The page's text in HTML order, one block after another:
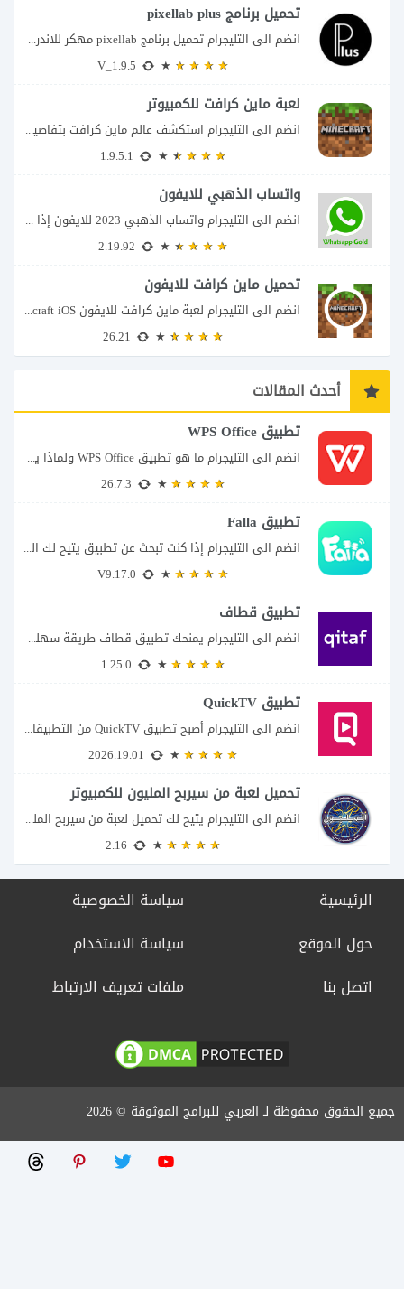
تحميل برنامج pixellab plus
انضم الى التليجرام تحميل برنامج pixellab مهكر للاندرويد يعتبر تطبيق بيكسلاب من اشهر تطبيقات...
لعبة ماين كرافت للكمبيوتر
انضم الى التليجرام استكشف عالم ماين كرافت بتفاصيل مذهلة 🌟 هل أنت مستعد لمغامرة...
واتساب الذهبي للايفون
انضم الى التليجرام واتساب الذهبي 2023 للايفون إذا كنت تبحث عن واتساب الذهبي للايفون...
تحميل ماين كرافت للايفون
انضم الى التليجرام لعبة ماين كرافت للايفون Minecraft iOS تُعد لعبة Minecraft واحدة من...
أحدث المقالات
تطبيق WPS Office
انضم الى التليجرام ما هو تطبيق WPS Office ولماذا يمكن أن يغنيك عن عدة...
تطبيق Falla
انضم الى التليجرام إذا كنت تبحث عن تطبيق يتيح لك الدخول إلى غرف دردشة...
تطبيق قطاف
انضم الى التليجرام يمنحك تطبيق قطاف طريقة سهلة لمتابعة نقاط المكافآت والاستفادة منها في...
تطبيق QuickTV
انضم الى التليجرام أصبح تطبيق QuickTV من التطبيقات التي تستهدف محبي المسلسلات السريعة، إذ...
تحميل لعبة من سيربح المليون للكمبيوتر
انضم الى التليجرام يتيح لك تحميل لعبة من سيربح المليون للكمبيوتر خوض تجربة مسابقات...
الرئيسية
حول الموقع
اتصل بنا
سياسة الخصوصية
سياسة الاستخدام
ملفات تعريف الارتباط
جميع الحقوق محفوظة لـ العربي للبرامج الموثوقة © 2026